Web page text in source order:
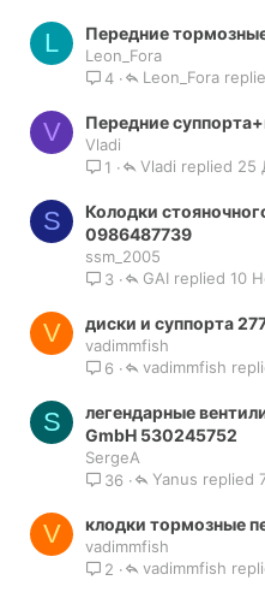
L Передние
Leon_Fora
4
Leon_Fora
V Передние
Vladi
1
25
Vladi
S
Колодки
0986487739
ssm_2005
3
10
GAI
V диски и суппорта
vadimmfish
6
vadimmfish
S
легендарные
GmbH 530245752
SergeA
36
Yanus
V клодки тормозные
vadimmfish
2
vadimmfish